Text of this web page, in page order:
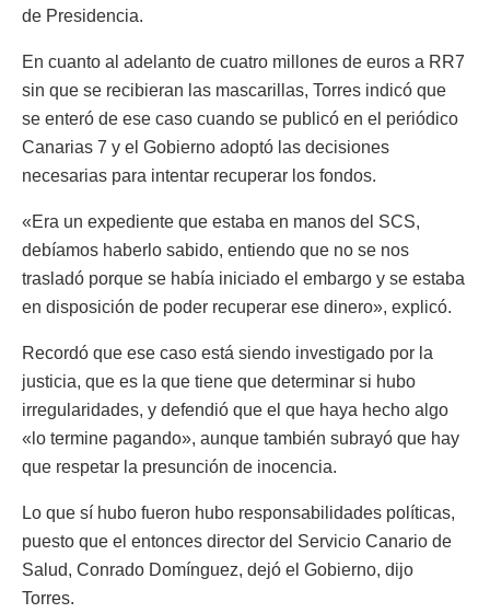
de Presidencia.
En cuanto al adelanto de cuatro millones de euros a RR7
sin que se recibieran las mascarillas, Torres indicó que
se enteró de ese caso cuando se publicó en el periódico
Canarias 7 y el Gobierno adoptó las decisiones
necesarias para intentar recuperar los fondos.
«Era un expediente que estaba en manos del SCS,
debíamos haberlo sabido, entiendo que no se nos
trasladó porque se había iniciado el embargo y se estaba
en disposición de poder recuperar ese dinero», explicó.
Recordó que ese caso está siendo investigado por la
justicia, que es la que tiene que determinar si hubo
irregularidades, y defendió que el que haya hecho algo
«lo termine pagando», aunque también subrayó que hay
que respetar la presunción de inocencia.
Lo que sí hubo fueron hubo responsabilidades políticas,
puesto que el entonces director del Servicio Canario de
Salud, Conrado Domínguez, dejó el Gobierno, dijo
Torres.